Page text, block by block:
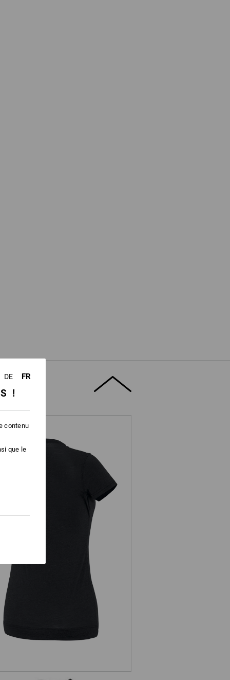
e.s. T-shirt Merino light, femmes
DE FR
!
contenu
que le